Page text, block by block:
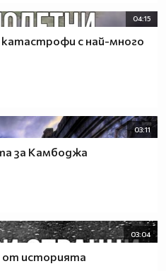
04:15
катастрофи с най-много
03:11
за Камбоджа
03:04
от историята